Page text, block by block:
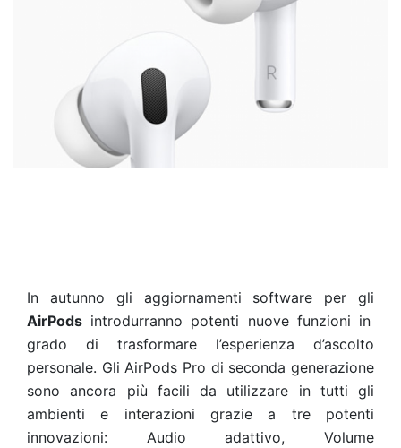
In autunno gli aggiornamenti software per gli
AirPods introdurranno potenti nuove funzioni in
grado di trasformare l’esperienza d’ascolto
personale. Gli AirPods Pro di seconda generazione
sono ancora più facili da utilizzare in tutti gli
ambienti e interazioni grazie a tre potenti
innovazioni: Audio adattivo, Volume